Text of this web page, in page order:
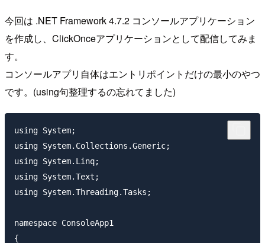
今回は .NET Framework 4.7.2 コンソールアプリケーション
を作成し、ClickOnceアプリケーションとして配信してみま
す。
コンソールアプリ自体はエントリポイントだけの最小のやつ
です。(using句整理するの忘れてました)
using System;
using System.Collections.Generic;
using System.Linq;
using System.Text;
using System.Threading.Tasks;
namespace ConsoleApp1
{